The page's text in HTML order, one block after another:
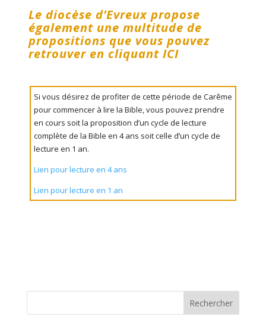
Le diocèse d’Evreux propose
également une multitude de
propositions que vous pouvez
retrouver en cliquant ICI
Si vous désirez de profiter de cette période de Carême
pour commencer à lire la Bible, vous pouvez prendre
en cours soit la proposition d’un cycle de lecture
complète de la Bible en 4 ans soit celle d’un cycle de
lecture en 1 an.
Lien pour lecture en 4 ans
Lien pour lecture en 1 an
Rechercher